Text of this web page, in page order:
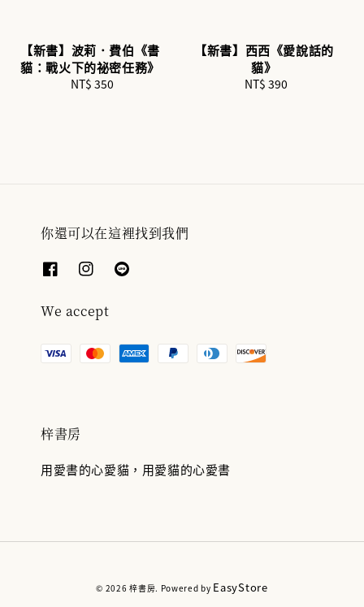
【新書】波莉．費伯《書
貓：戰火下的祕密任務》
Regular
NT$ 350
【新書】西西《愛說話的
貓》
Regular
NT$ 390
你還可以在這裡找到我們
We accept
梓書房
用愛書的心愛貓，用愛貓的心愛書
© 2026 梓書房. Powered by EasyStore